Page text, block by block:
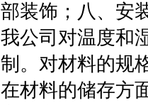
部装饰；八、安
我公司对温度和
制。对材料的规
在材料的储存方